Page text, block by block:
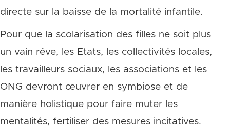
directe sur la baisse de la mortalité infantile.
Pour que la scolarisation des filles ne soit plus
un vain rêve, les Etats, les collectivités locales,
les travailleurs sociaux, les associations et les
ONG devront œuvrer en symbiose et de
manière holistique pour faire muter les
mentalités, fertiliser des mesures incitatives.